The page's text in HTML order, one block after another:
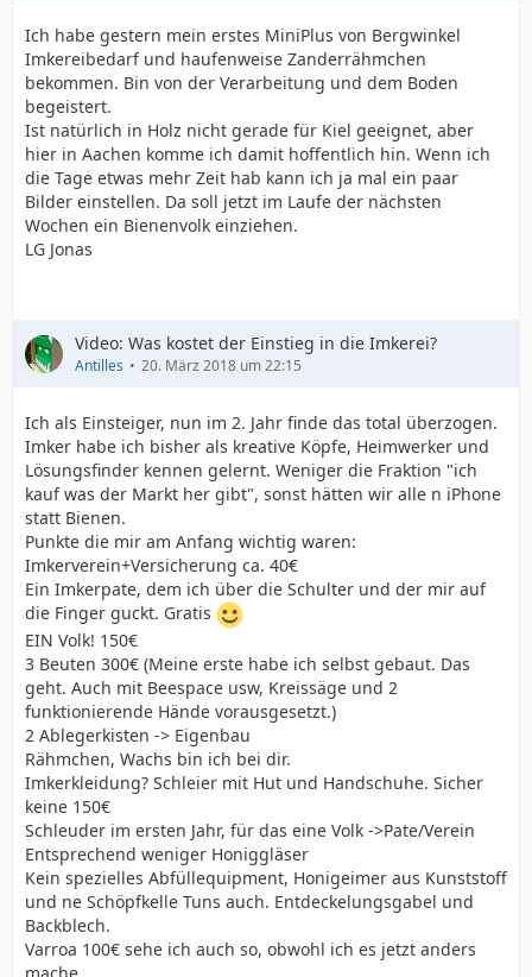
Ich habe gestern mein erstes MiniPlus von Bergwinkel
Imkereibedarf und haufenweise Zanderrähmchen
bekommen. Bin von der Verarbeitung und dem Boden
begeistert.
Ist natürlich in Holz nicht gerade für Kiel geeignet, aber
hier in Aachen komme ich damit hoffentlich hin. Wenn ich
die Tage etwas mehr Zeit hab kann ich ja mal ein paar
Bilder einstellen. Da soll jetzt im Laufe der nächsten
Wochen ein Bienenvolk einziehen.
LG Jonas
Video: Was kostet der Einstieg in die Imkerei?
Antilles 20. März 2018 um 22:15
Ich als Einsteiger, nun im 2. Jahr finde das total überzogen.
Imker habe ich bisher als kreative Köpfe, Heimwerker und
Lösungsfinder kennen gelernt. Weniger die Fraktion "ich
kauf was der Markt her gibt", sonst hätten wir alle n iPhone
statt Bienen.
Punkte die mir am Anfang wichtig waren:
Imkerverein+Versicherung ca. 40€
Ein Imkerpate, dem ich über die Schulter und der mir auf
die Finger guckt. Gratis
EIN Volk! 150€
3 Beuten 300€ (Meine erste habe ich selbst gebaut. Das
geht. Auch mit Beespace usw, Kreissäge und 2
funktionierende Hände vorausgesetzt.)
2 Ablegerkisten -> Eigenbau
Rähmchen, Wachs bin ich bei dir.
Imkerkleidung? Schleier mit Hut und Handschuhe. Sicher
keine 150€
Schleuder im ersten Jahr, für das eine Volk ->Pate/Verein
Entsprechend weniger Honiggläser
Kein spezielles Abfüllequipment, Honigeimer aus Kunststoff
und ne Schöpfkelle Tuns auch. Entdeckelungsgabel und
Backblech.
Varroa 100€ sehe ich auch so, obwohl ich es jetzt anders